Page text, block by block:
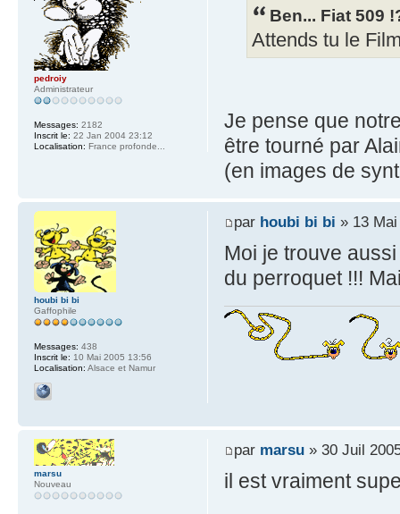
Ben... Fiat 509
Attends tu le
Je pense que
être tourné par
(en images de
pedroiy
Administrateur
Messages: 2182
Inscrit le: 22 Jan 2004 23:12
Localisation: France profonde...
par houbi bi bi » 13
Moi je trouve
du perroquet !!!
houbi bi bi
Gaffophile
Messages: 438
Inscrit le: 10 Mai 2005 13:56
Localisation: Alsace et Namur
par marsu» 30 Juil
il est vraiment
marsu
Nouveau